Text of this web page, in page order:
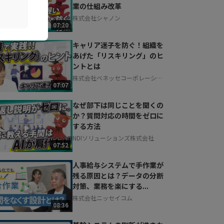
07:20
業の仕組み改革
株式会社シャノン
07:07
キャリア迷子を防ぐ！組織を
あげた「リスキリング」のヒ
ントとは
株式会社ベネッセコーポレーショ
07:52
なぜ部下は同じことを聞くの
か？質問対応の時間をゼロに
する方法
NDIソリューションズ株式会社
08:36
人事給与システムで手作業が
残る原因とは？データの分断
対策、業務を楽にする...
株式会社ニッセイコム